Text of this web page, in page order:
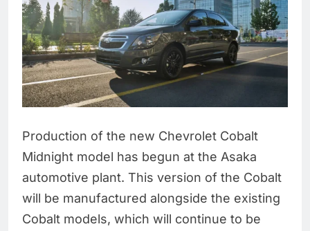
Production of the new Chevrolet Cobalt
Midnight model has begun at the Asaka
automotive plant. This version of the Cobalt
will be manufactured alongside the existing
Cobalt models, which will continue to be